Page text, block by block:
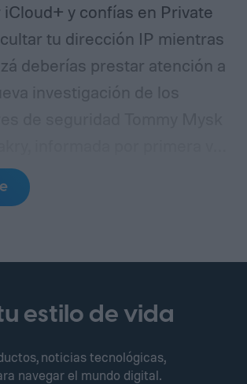
iCloud+ y confías en Private
tu dirección IP mientras
deberías prestar atención a
investigación de los
revela que Private Relay no
IP tan bien como afirma
estilo de vida
noticias tecnológicas,
navegar el mundo digital.